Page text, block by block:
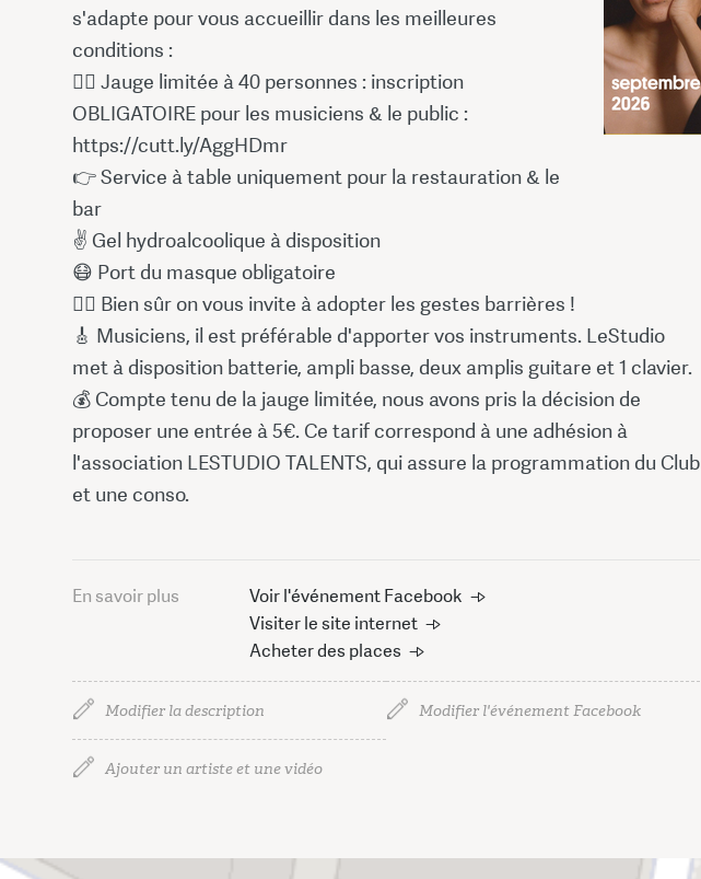
s'adapte pour vous accueillir dans les meilleures
conditions :
🙍‍♂️ Jauge limitée à 40 personnes : inscription
OBLIGATOIRE pour les musiciens & le public :
https://cutt.ly/AggHDmr
👉 Service à table uniquement pour la restauration & le
bar
✌ Gel hydroalcoolique à disposition
😷 Port du masque obligatoire
🙅‍♀️ Bien sûr on vous invite à adopter les gestes barrières !
🎸 Musiciens, il est préférable d'apporter vos instruments. LeStudio
met à disposition batterie, ampli basse, deux amplis guitare et 1 clavier.
💰 Compte tenu de la jauge limitée, nous avons pris la décision de
proposer une entrée à 5€. Ce tarif correspond à une adhésion à
l'association LESTUDIO TALENTS, qui assure la programmation du Club
et une conso.
En savoir plus
Voir l'événement Facebook
Visiter le site internet
Acheter des places
Modifier la description Modifier l'événement Facebook
Ajouter un artiste et une vidéo